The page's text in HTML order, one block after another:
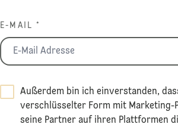
E-MAIL *
Außerdem bin ich einverstanden,
verschlüsselter Form mit Marketing-
seine Partner auf ihren Plattformen